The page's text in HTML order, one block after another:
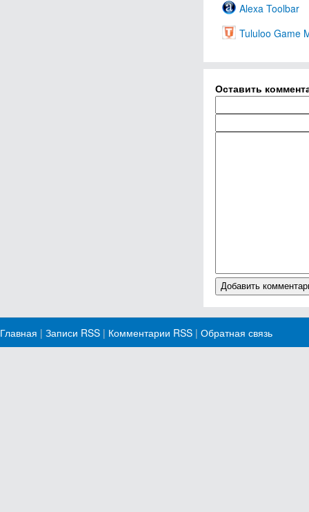
Alexa Toolbar
Tululoo Game
Оставить
Главная | Записи RSS | Комментарии RSS | Обратная связь